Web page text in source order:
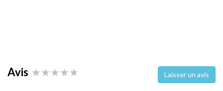
Avis Laisser un avis